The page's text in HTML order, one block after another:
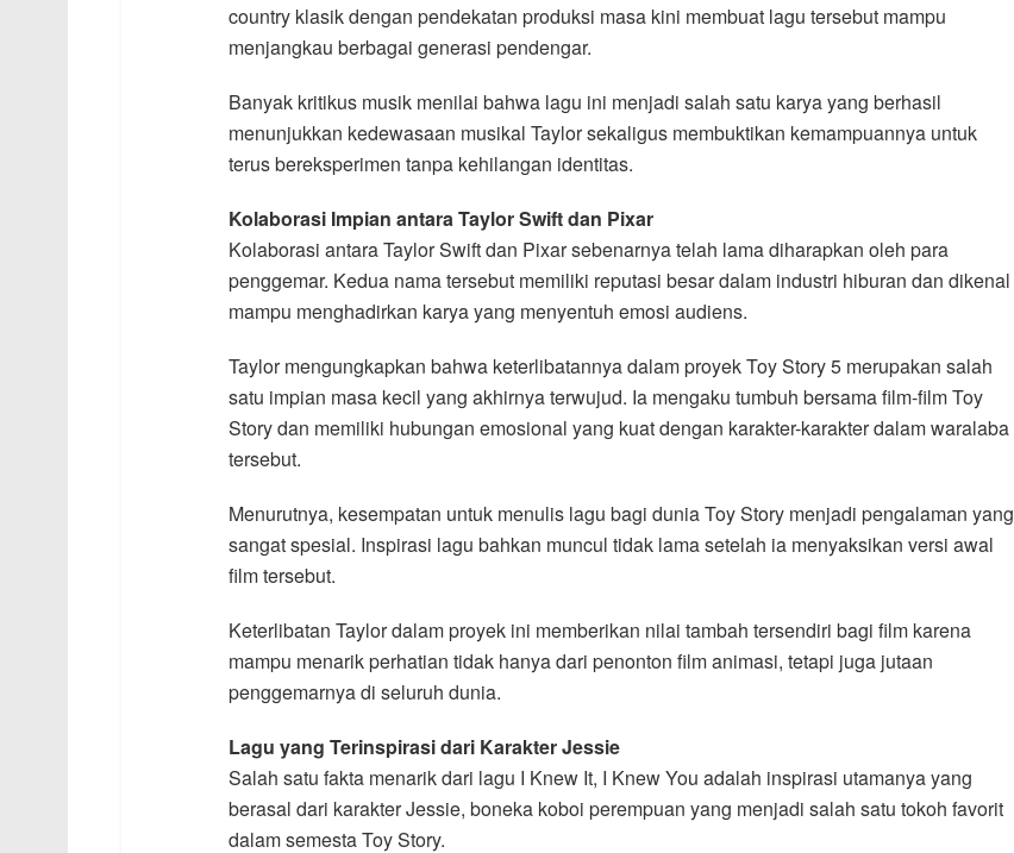
country klasik dengan pendekatan produksi masa kini membuat lagu tersebut mampu
menjangkau berbagai generasi pendengar.
Banyak kritikus musik menilai bahwa lagu ini menjadi salah satu karya yang berhasil
menunjukkan kedewasaan musikal Taylor sekaligus membuktikan kemampuannya untuk
terus bereksperimen tanpa kehilangan identitas.
Kolaborasi Impian antara Taylor Swift dan Pixar
Kolaborasi antara Taylor Swift dan Pixar sebenarnya telah lama diharapkan oleh para
penggemar. Kedua nama tersebut memiliki reputasi besar dalam industri hiburan dan dikenal
mampu menghadirkan karya yang menyentuh emosi audiens.
Taylor mengungkapkan bahwa keterlibatannya dalam proyek Toy Story 5 merupakan salah
satu impian masa kecil yang akhirnya terwujud. Ia mengaku tumbuh bersama film-film Toy
Story dan memiliki hubungan emosional yang kuat dengan karakter-karakter dalam waralaba
tersebut.
Menurutnya, kesempatan untuk menulis lagu bagi dunia Toy Story menjadi pengalaman yang
sangat spesial. Inspirasi lagu bahkan muncul tidak lama setelah ia menyaksikan versi awal
film tersebut.
Keterlibatan Taylor dalam proyek ini memberikan nilai tambah tersendiri bagi film karena
mampu menarik perhatian tidak hanya dari penonton film animasi, tetapi juga jutaan
penggemarnya di seluruh dunia.
Lagu yang Terinspirasi dari Karakter Jessie
Salah satu fakta menarik dari lagu I Knew It, I Knew You adalah inspirasi utamanya yang
berasal dari karakter Jessie, boneka koboi perempuan yang menjadi salah satu tokoh favorit
dalam semesta Toy Story.